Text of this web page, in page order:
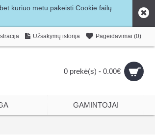
kuriuo metu pakeisti Cookie failų
Užsakymų istorija Pageidavimai (0)
0 prekė(s) - 0.00€
GAMINTOJAI